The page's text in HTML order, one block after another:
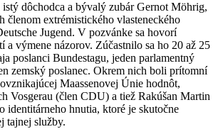
dôchodca a bývalý zubár Gernot Möhrig,
členom extrémistického vlasteneckého
Jugend. V pozvánke sa hovorí
a výmene názorov. Zúčastnilo sa ho 20 až 25
poslanci Bundestagu, jeden parlamentný
zemský poslanec. Okrem nich boli prítomní
Maassenovej Únie hodnôt,
Vosgerau (člen CDU) a tiež Rakúšan Martin
identitárneho hnutia, ktoré je skutočne
tajnej služby.